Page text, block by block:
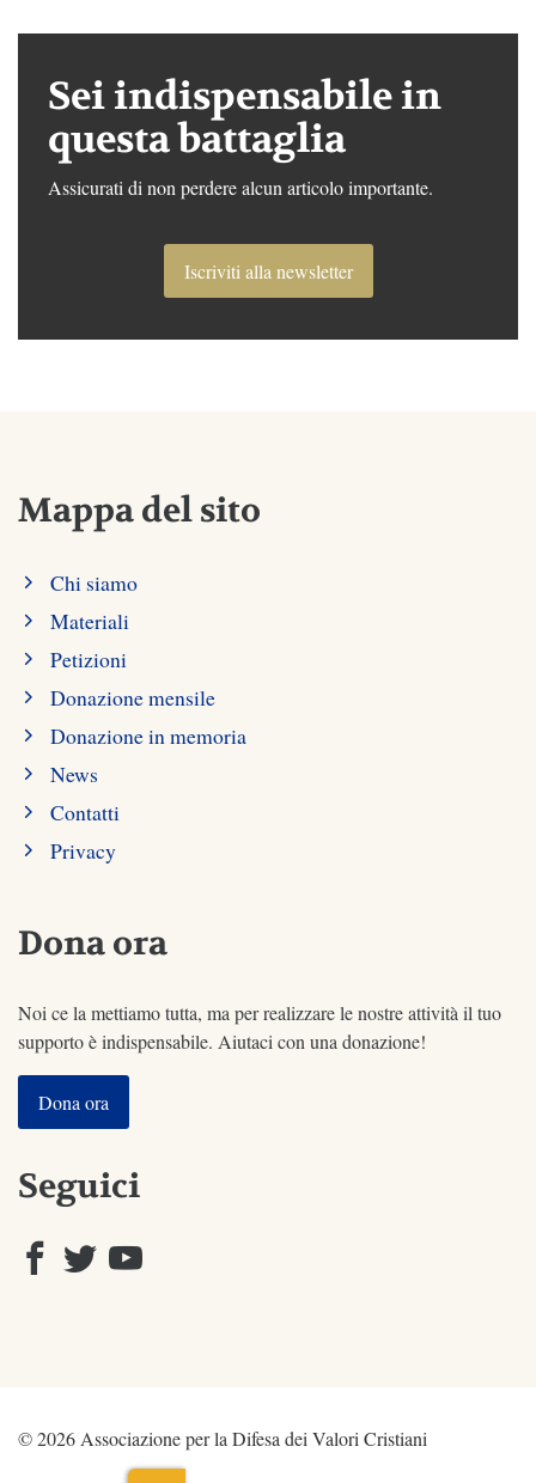
Sei indispensabile in
questa battaglia
Assicurati di non perdere alcun articolo importante.
Iscriviti alla newsletter
Mappa del sito
Chi siamo
Materiali
Petizioni
Donazione mensile
Donazione in memoria
News
Contatti
Privacy
Dona ora
Noi ce la mettiamo tutta, ma per realizzare le nostre attività il tuo
supporto è indispensabile. Aiutaci con una donazione!
Dona ora
Seguici
© 2026 Associazione per la Difesa dei Valori Cristiani